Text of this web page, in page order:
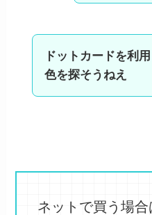
ドットカードを利
色を探そうねえ
ネットで買う場合